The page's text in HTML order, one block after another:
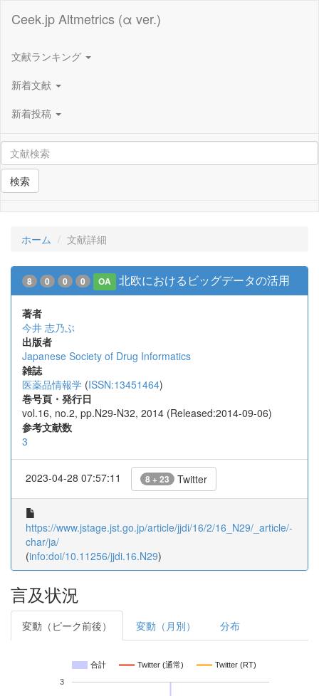
Ceek.jp Altmetrics (α ver.)
文献ランキング
新着文献
新着投稿
検索
ホーム 文献詳細
8 0 0 0 OA 北欧におけるビッグデータの活用
著者
今井 志乃ぶ
出版者
Japanese Society of Drug Informatics
雑誌
医薬品情報学 (ISSN:13451464)
巻号頁・発行日
vol.16, no.2, pp.N29-N32, 2014 (Released:2014-09-06)
参考文献数
3
2023-04-28 07:57:11 8 + 23 Twitter
https://www.jstage.jst.go.jp/article/jjdi/16/2/16_N29/_article/-
char/ja/
(info:doi/10.11256/jjdi.16.N29)
言及状況
変動（ピーク前後） 変動（月別） 分布
合計 Twitter (通常) Twitter (RT)
3